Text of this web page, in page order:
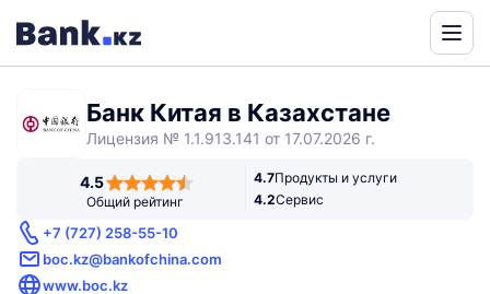
Банк Китая в Казахстане
Лицензия № 1.1.913.141 от 17.07.2026 г.
4.5
Общий рейтинг
4.7Продукты и услуги
4.2Сервис
+7 (727) 258-55-10
boc.kz@bankofchina.com
www.boc.kz